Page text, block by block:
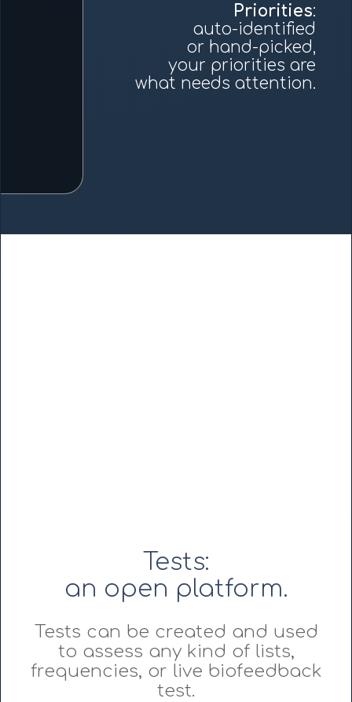
Priorities:
auto-identified
or hand-picked,
your priorities are
what needs attention.
Tests:
an open platform.
Tests can be created and used
to assess any kind of lists,
frequencies, or live biofeedback
test.